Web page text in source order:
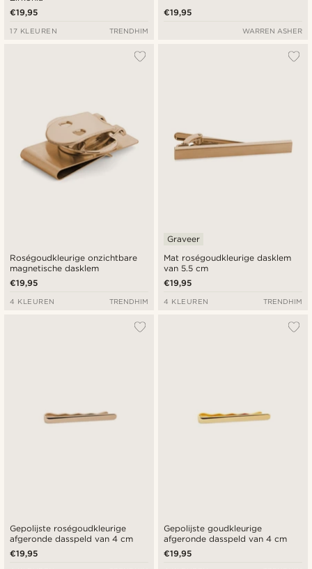
€19,95
17 KLEUREN TRENDHIM
€19,95
WARREN ASHER
Roségoudkleurige onzichtbare
magnetische dasklem
€19,95
4 KLEUREN TRENDHIM
Mat roségoudkleurige dasklem
van 5.5 cm
Graveer
€19,95
4 KLEUREN TRENDHIM
Gepolijste roségoudkleurige
afgeronde dasspeld van 4 cm
€19,95
Gepolijste goudkleurige
afgeronde dasspeld van 4 cm
€19,95